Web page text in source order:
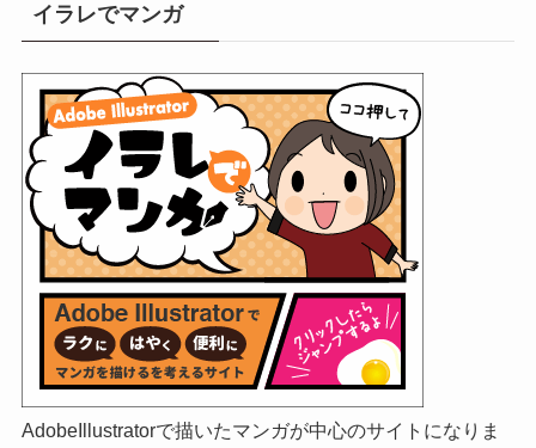
イラレでマンガ
AdobeIllustratorで描いたマンガが中心のサイトになりま